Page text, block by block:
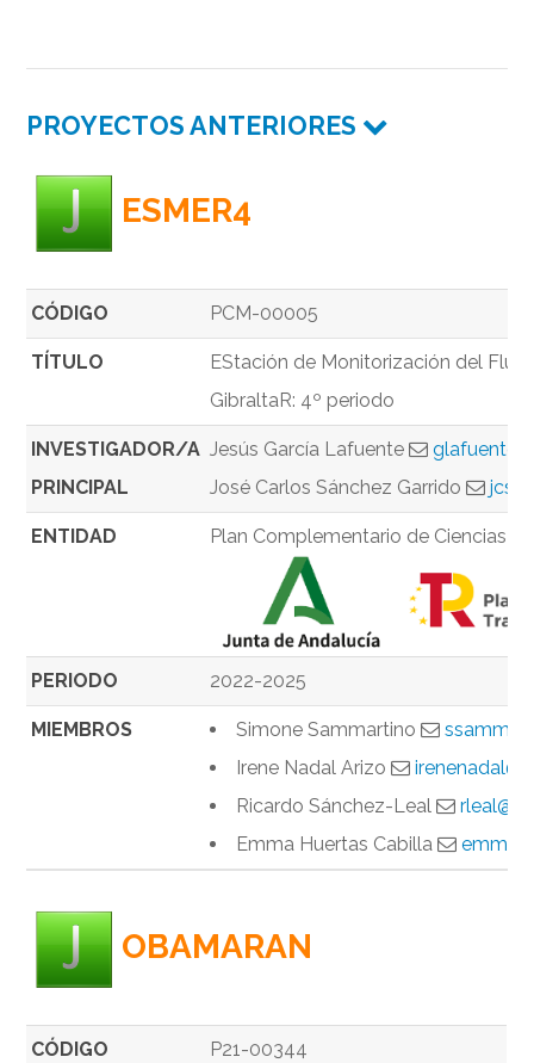
PROYECTOS ANTERIORES
ESMER4
CÓDIGO PCM-00005
TÍTULO
EStación de Monitorización del
GibraltaR: 4º periodo
INVESTIGADOR/A
PRINCIPAL
Jesús García Lafuente
José Carlos Sánchez Garrido
ENTIDAD Plan Complementario de Ciencias
PERIODO 2022-2025
MIEMBROS Simone Sammartino
Irene Nadal Arizo
Ricardo Sánchez-Leal
Emma Huertas Cabilla
OBAMARAN
CÓDIGO P21-00344